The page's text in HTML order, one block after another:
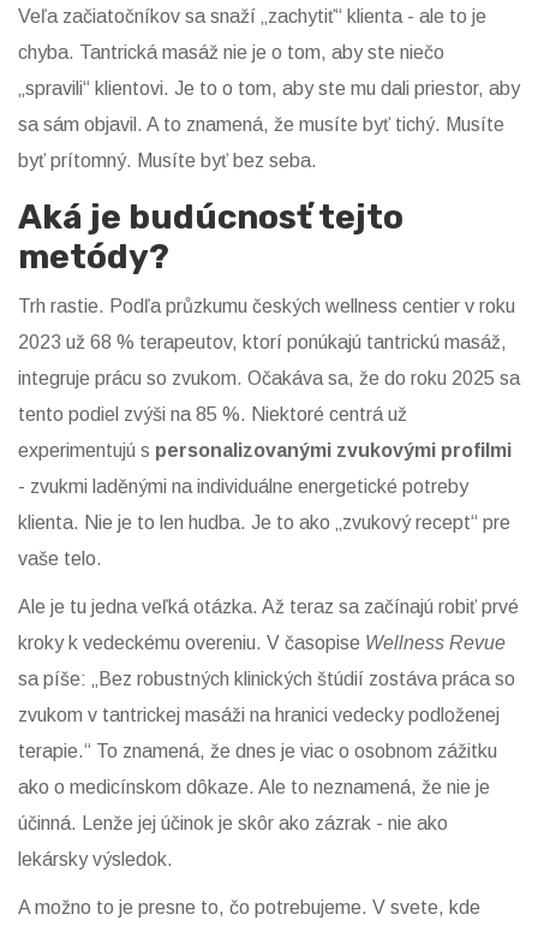
Veľa začiatočníkov sa snaží „zachytiť“ klienta - ale to je
chyba. Tantrická masáž nie je o tom, aby ste niečo
„spravili“ klientovi. Je to o tom, aby ste mu dali priestor, aby
sa sám objavil. A to znamená, že musíte byť tichý. Musíte
byť prítomný. Musíte byť bez seba.
Aká je budúcnosť tejto
metódy?
Trh rastie. Podľa průzkumu českých wellness centier v roku
2023 už 68 % terapeutov, ktorí ponúkajú tantrickú masáž,
integruje prácu so zvukom. Očakáva sa, že do roku 2025 sa
tento podiel zvýši na 85 %. Niektoré centrá už
experimentujú s personalizovanými zvukovými profilmi
- zvukmi laděnými na individuálne energetické potreby
klienta. Nie je to len hudba. Je to ako „zvukový recept“ pre
vaše telo.
Ale je tu jedna veľká otázka. Až teraz sa začínajú robiť prvé
kroky k vedeckému overeniu. V časopise Wellness Revue
sa píše: „Bez robustných klinických štúdií zostáva práca so
zvukom v tantrickej masáži na hranici vedecky podloženej
terapie.“ To znamená, že dnes je viac o osobnom zážitku
ako o medicínskom dôkaze. Ale to neznamená, že nie je
účinná. Lenže jej účinok je skôr ako zázrak - nie ako
lekársky výsledok.
A možno to je presne to, čo potrebujeme. V svete, kde